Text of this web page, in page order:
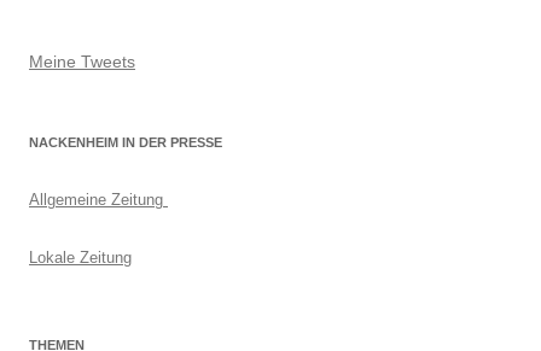
Meine Tweets
NACKENHEIM IN DER PRESSE
Allgemeine Zeitung
Lokale Zeitung
THEMEN